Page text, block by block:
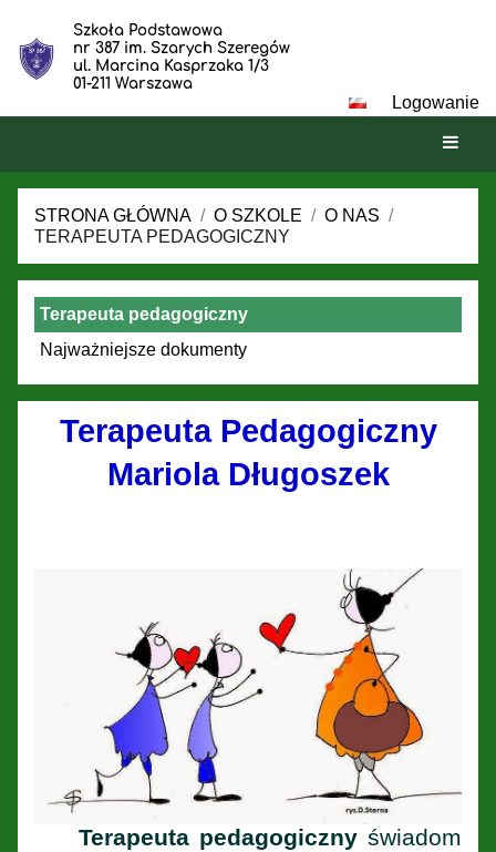
Szkoła Podstawowa
nr 387 im. Szarych Szeregów
ul. Marcina Kasprzaka 1/3
01-211 Warszawa
Logowanie
STRONA GŁÓWNA / O SZKOLE / O NAS /
TERAPEUTA PEDAGOGICZNY
Terapeuta
pedagogiczny
Terapeuta pedagogiczny
Najważniejsze dokumenty
Terapeuta Pedagogiczny
Mariola Długoszek
Terapeuta pedagogiczny świadom